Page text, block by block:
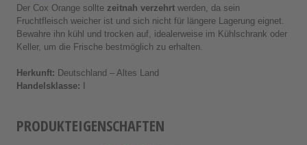
PRODUKTEIGENSCHAFTEN
Der Cox Orange sollte zeitnah verzehrt werden, da sein
Fruchtfleisch weicher ist und sich nicht für längere Lagerung eignet.
Bewahre ihn kühl und trocken auf, idealerweise im Kühlschrank oder
Keller, um die Frische bestmöglich zu erhalten.
Herkunft: Deutschland – Altes Land
Handelsklasse: I